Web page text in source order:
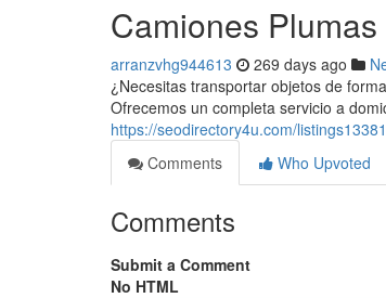
Camiones
arranzvhg944613 269 days ago
¿Necesitas transportar objetos de
Ofrecemos un completa servicio a
https://seodirectory4u.com/
Comments
Who Upvoted
Comments
Submit a Comment
No HTML